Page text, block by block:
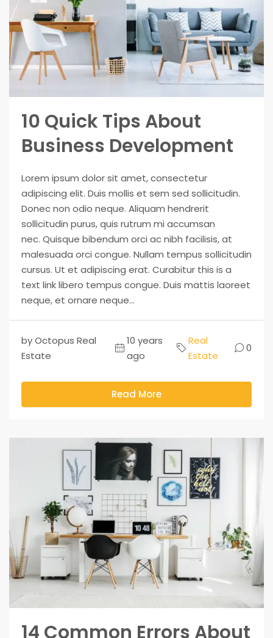
10 Quick Tips About
Business Development
Lorem ipsum dolor sit amet, consectetur
adipiscing elit. Duis mollis et sem sed sollicitudin.
Donec non odio neque. Aliquam hendrerit
sollicitudin purus, quis rutrum mi accumsan
nec. Quisque bibendum orci ac nibh facilisis, at
malesuada orci congue. Nullam tempus sollicitudin
cursus. Ut et adipiscing erat. Curabitur this is a
text link libero tempus congue. Duis mattis laoreet
neque, et ornare neque...
by Octopus Real
Estate
10 years
ago
Real
Estate
0
Read More
14 Common Errors About